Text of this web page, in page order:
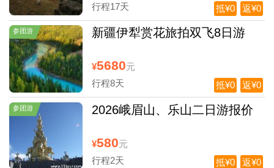
行程17天
返¥0
抵¥0
参团游 新疆伊犁赏花旅拍双飞8日游
¥5680元
行程8天
返¥0
抵¥0
参团游 2026峨眉山、乐山二日游报价
¥580元
行程2天
返¥0
抵¥0